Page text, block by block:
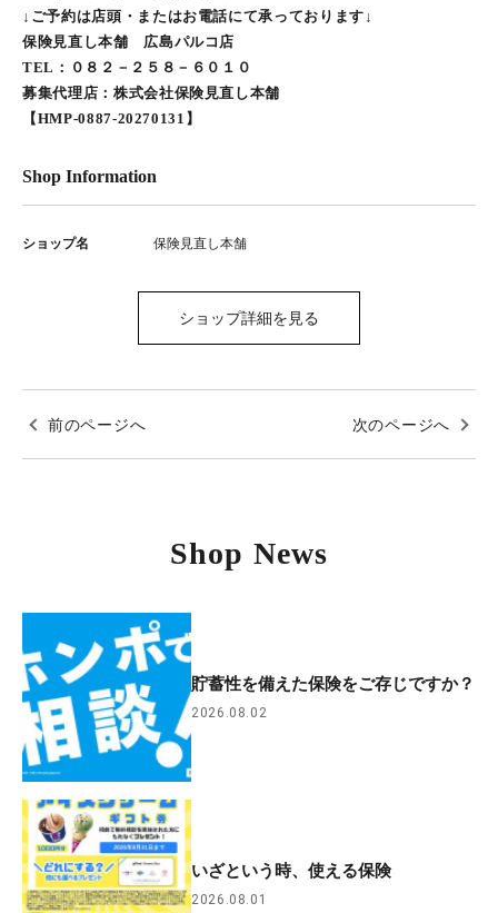
↓ご予約は店頭・またはお電話にて承っております↓
保険見直し本舗 広島パルコ店
TEL：０８２－２５８－６０１０
募集代理店：株式会社保険見直し本舗
【HMP-0887-20270131】
Shop Information
ショップ名 保険見直し本舗
ショップ詳細を見る
前のページへ 次のページへ
Shop News
貯蓄性を備えた保険をご存じですか？
2026.08.02
いざという時、使える保険
2026.08.01